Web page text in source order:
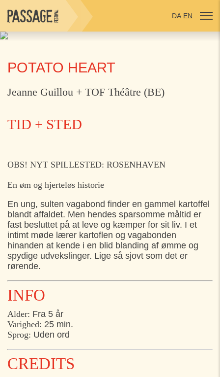
DA EN
POTATO HEART
Jeanne Guillou + TOF Théâtre (BE)
TID + STED
MANDAG 27. JULI
10:30 Ellekildehave v. Fælleshuset, Ålsgårde
14:30
Nøjsomhed, Helsingør
16:45
Kulturhuset Bølgen, Ålsgårde
TIRSDAG 28. JULI
11:00 Hotel Villa Strand, Hornbæk
ONSDAG
12:00 Egegaarden, Espergærde,
14:15
Vapnagaard, Helsingør
TORSDAG
OBS! NYT SPILLESTED: ROSENHAVEN
En øm og hjerteløs historie
En ung, sulten vagabond finder en gammel kartoffel
blandt affaldet. Men hendes sparsomme måltid er
fast besluttet på at leve og kæmper for sit liv. I et
intimt møde lærer kartoflen og vagabonden
hinanden at kende i en blid blanding af ømme og
spydige udvekslinger. Lige så sjovt som det er
rørende.
INFO
Alder: Fra 5 år
Varighed: 25 min.
Sprog: Uden ord
CREDITS